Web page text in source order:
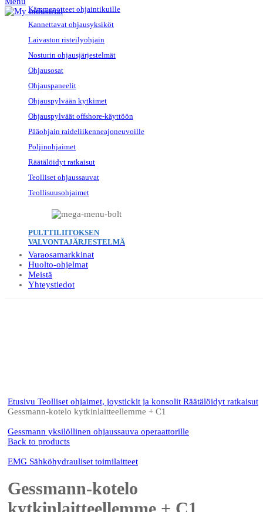
Kämmenotteet ohjaintikuille
Kannettavat ohjausyksiköt
Laivaston risteilyohjain
Nosturin ohjausjärjestelmät
Ohjausosat
Ohjauspaneelit
Ohjauspylvään kytkimet
Ohjauspylväät offshore-käyttöön
Pääohjain raideliikenneajoneuvoille
Poljinohjaimet
Räätälöidyt ratkaisut
Teolliset ohjaussauvat
Teollisuusohjaimet
PULTTILIITOKSEN
VALVONTAJÄRJESTELMÄ
Varaosamarkkinat
Huolto-ohjelmat
Meistä
Yhteystiedot
Etusivu Teolliset ohjaimet, joystickit ja konsolit Räätälöidyt ratkaisut
Gessmann-kotelo kytkinlaitteellemme + C1
Gessmann yksilöllinen ohjaussauva operaattorille
Back to products
EMG Sähköhydrauliset toimilaitteet
Gessmann-kotelo